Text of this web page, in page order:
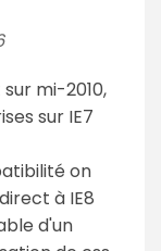
mi-2010,
sur IE7
on
à IE8
d'un